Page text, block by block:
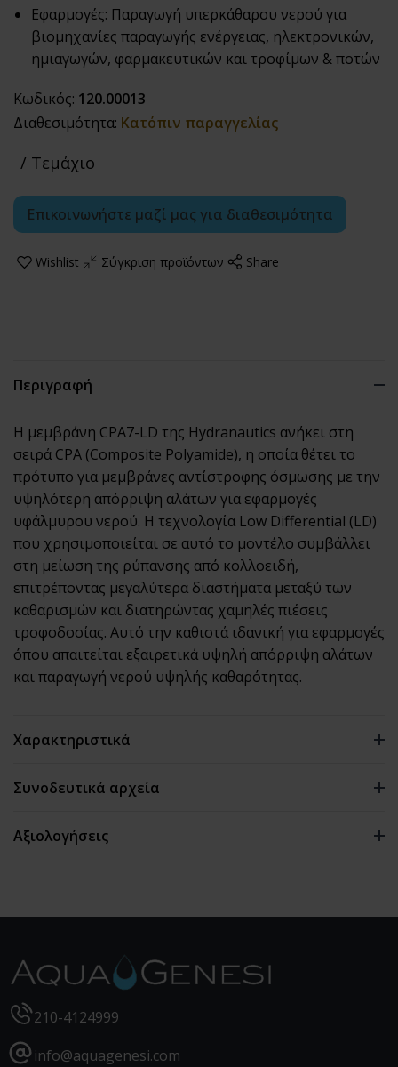
Εφαρμογές: Παραγωγή υπερκάθαρου νερού για
βιομηχανίες παραγωγής ενέργειας, ηλεκτρονικών,
ημιαγωγών, φαρμακευτικών και τροφίμων & ποτών
Κωδικός: 120.00013
Διαθεσιμότητα: Κατόπιν παραγγελίας
/ Τεμάχιο
Επικοινωνήστε μαζί μας για διαθεσιμότητα
Wishlist Σύγκριση προϊόντων Share
Περιγραφή
Η μεμβράνη CPA7-LD της Hydranautics ανήκει στη
σειρά CPA (Composite Polyamide), η οποία θέτει το
πρότυπο για μεμβράνες αντίστροφης όσμωσης με την
υψηλότερη απόρριψη αλάτων για εφαρμογές
υφάλμυρου νερού. Η τεχνολογία Low Differential (LD)
που χρησιμοποιείται σε αυτό το μοντέλο συμβάλλει
στη μείωση της ρύπανσης από κολλοειδή,
επιτρέποντας μεγαλύτερα διαστήματα μεταξύ των
καθαρισμών και διατηρώντας χαμηλές πιέσεις
τροφοδοσίας. Αυτό την καθιστά ιδανική για εφαρμογές
όπου απαιτείται εξαιρετικά υψηλή απόρριψη αλάτων
και παραγωγή νερού υψηλής καθαρότητας.
Χαρακτηριστικά
Ροή: 11.500 GPD (43,5 m³/ημέρα)
Απόρριψη:
Διάμετρος: 8"
Επιφάνεια Μεμβράνης: 400 ft² (37 m²)
Συνοδευτικά αρχεία
Αξιολογήσεις
210-4124999
info@aquagenesi.com